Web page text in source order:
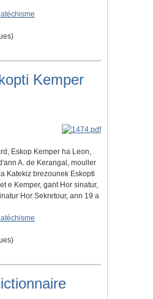
Kemper
Eskop Kemper ha Leon,
A. de Kerangal, mouller
Katekiz brezounek Eskopti
e Kemper, gant Hor sinatur,
Hor Sekretour, ann 19 a